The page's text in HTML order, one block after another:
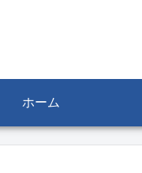
ホーム